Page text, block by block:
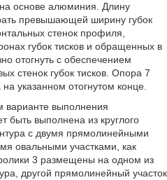
основе алюминия. Длину
превышающей ширину губок
стенок профиля,
губок тисков и обращенных в
отогнуть с обеспечением
стенок губок тисков. Опора 7
указанном отогнутом конце.
варианте выполнения
быть выполнена из круглого
с двумя прямолинейными
овальными участками, как
3 размещены на одном из
другой прямолинейный участок